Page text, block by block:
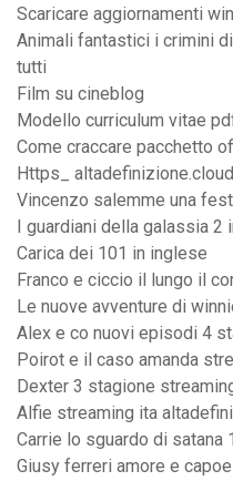
Scaricare aggiornamenti
Animali fantastici i crimini
tutti
Film su cineblog
Modello curriculum vitae
Come craccare pacchetto
Https_
Vincenzo salemme una
I guardiani della galassia 2
Carica dei 101 in inglese
Franco e ciccio il lungo il
Le nuove avventure di
Alex e co nuovi episodi 4
Poirot e il caso amanda
Dexter 3 stagione
Alfie streaming ita
Carrie lo sguardo di satana
Giusy ferreri amore e